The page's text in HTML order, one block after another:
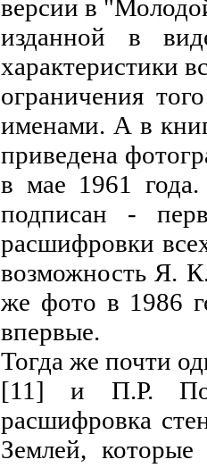
версии в
изданной в
характеристики
ограничения
именами. А в
приведена
в мае 1961
подписан -
расшифровки
возможность Я.
же фото в 1986
впервые.
Тогда же почти
[11] и П.Р.
расшифровка
Землей,